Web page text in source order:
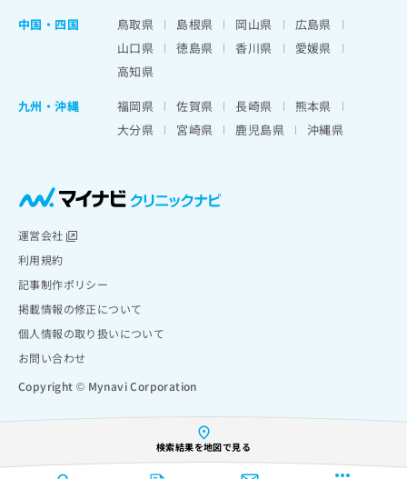
検索結果を地図で見る
中国・四国
鳥取県 島根県 岡山県
広島県
山口県
徳島県 香川県
愛媛県
高知県
九州・沖縄
福岡県 佐賀県 長崎県
熊本県
大分県
宮崎県 鹿児島県 沖縄県
運営会社
利用規約
記事制作ポリシー
掲載情報の修正について
個人情報の取り扱いについて
お問い合わせ
Copyright © Mynavi Corporation